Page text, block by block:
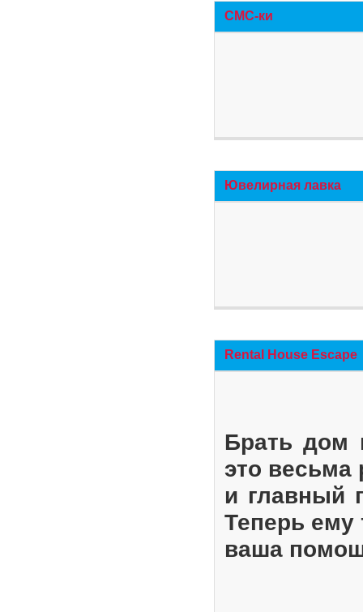
СМС-ки
Ювелирная лавка
Rental House Escape
Брать дом
это весьма
и главный
Теперь ему
ваша